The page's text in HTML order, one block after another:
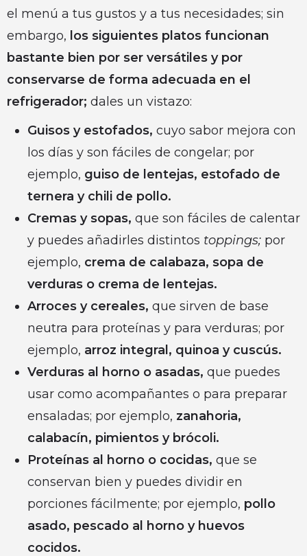
el menú a tus gustos y a tus necesidades; sin
embargo, los siguientes platos funcionan
bastante bien por ser versátiles y por
conservarse de forma adecuada en el
refrigerador; dales un vistazo:
Guisos y estofados, cuyo sabor mejora con
los días y son fáciles de congelar; por
ejemplo, guiso de lentejas, estofado de
ternera y chili de pollo.
Cremas y sopas, que son fáciles de calentar
y puedes añadirles distintos toppings; por
ejemplo, crema de calabaza, sopa de
verduras o crema de lentejas.
Arroces y cereales, que sirven de base
neutra para proteínas y para verduras; por
ejemplo, arroz integral, quinoa y cuscús.
Verduras al horno o asadas, que puedes
usar como acompañantes o para preparar
ensaladas; por ejemplo, zanahoria,
calabacín, pimientos y brócoli.
Proteínas al horno o cocidas, que se
conservan bien y puedes dividir en
porciones fácilmente; por ejemplo, pollo
asado, pescado al horno y huevos
cocidos.